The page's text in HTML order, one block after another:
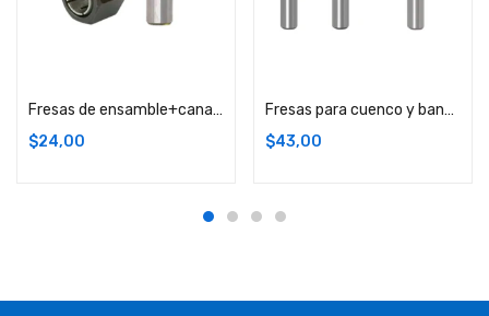
Fresas de ensamble+canastilla vástago 12mm
$24,00
Fresas para cuenco y bandeja setx3 vástago 1/4
$43,00